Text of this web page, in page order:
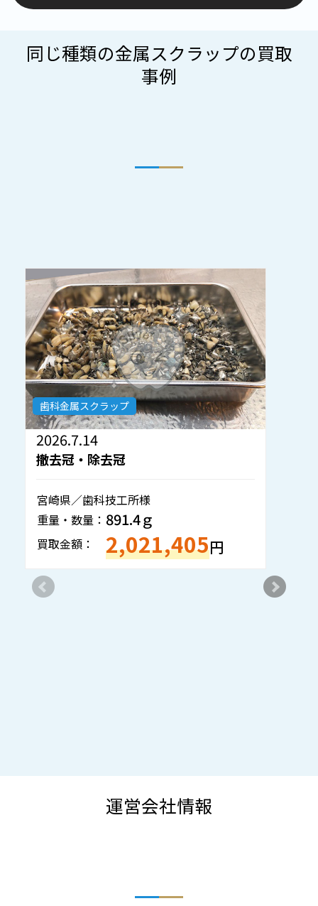
同じ種類の金属スクラップの買取
事例
歯科金属スクラップ
2026.7.8
撤去冠・除去冠
神奈川県／歯科技工所様
重量・数量：354.2ｇ
買取金額： 860,706円
運営会社情報